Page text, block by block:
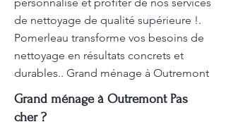
de nettoyage de qualité supérieure !.
Pomerleau transforme vos besoins de
nettoyage en résultats concrets et
durables.. Grand ménage à Outremont
Grand ménage à Outremont Pas
cher ?